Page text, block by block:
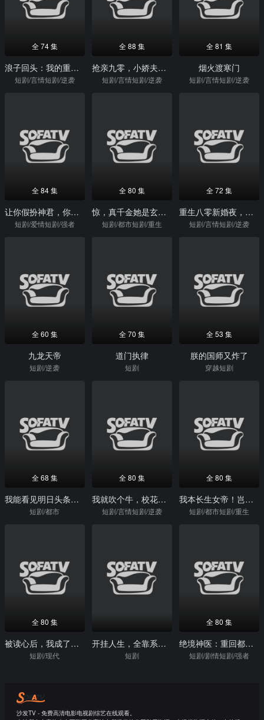
全 74 集
浪子回头：我的重生创业路
短剧/言情短剧/逆袭
全 88 集
抢亲九零，小娇夫竟是大院贵公子
短剧/言情短剧/逆袭
全 81 集
烟火渡寒门
短剧/言情短剧/逆袭
全 84 集
让你假扮神君，你来真的
短剧/爱情短剧/强者
全 80 集
惊，真千金她是玄学大佬
短剧/都市短剧/重生
全 72 集
重生八零新婚夜，娇妻要离婚
短剧/言情短剧/逆袭
全 60 集
九龙天帝
短剧/逆袭
全 70 集
道门执律
短剧
全 53 集
朕的国师又炸了
穿越短剧
全 68 集
我能看见明日头条，假少爷狠狠破防了
短剧/都市
全 80 集
我就吹个牛，校花追我叫老公
短剧/言情短剧/逆袭
全 80 集
我本长生女帝！岂容尔等小觑
短剧/都市短剧/重生
全 80 集
被读心后，我成了全员白月光！
短剧/现代
开挂人生，全靠系统带我飞
短剧
全 80 集
绝境神医：重回都市踏巅峰
短剧/剧情短剧/强者
沙发TV - 免费高清电影电视剧综艺在线观看。